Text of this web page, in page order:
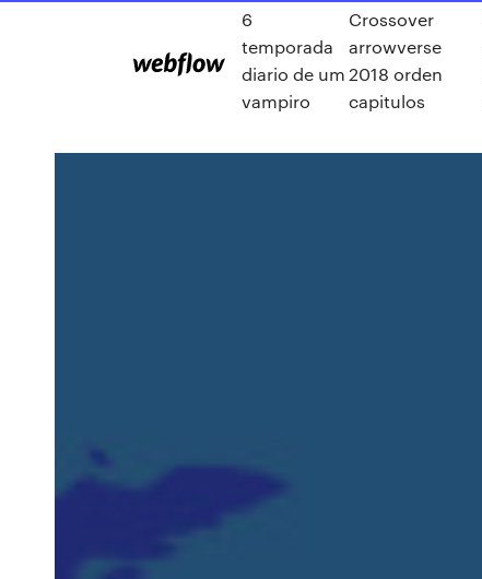
6
temporada
diario de um
vampiro
Crossover
arrowverse
2018 orden
capitulos